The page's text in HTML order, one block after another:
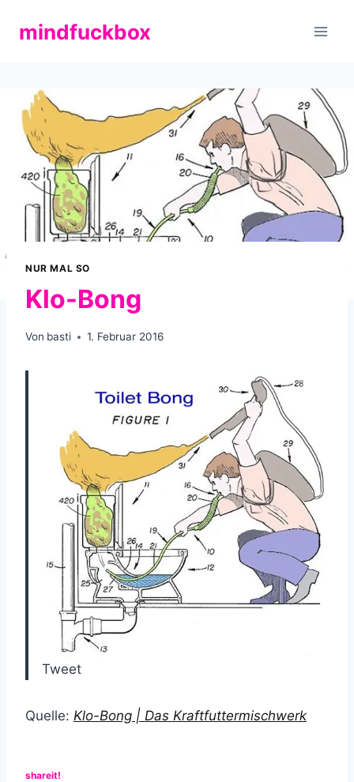
Inhaltmindfuckbox
NUR MAL SO
Klo-Bong
Von basti 1. Februar 2016
Tweet
Quelle: Klo-Bong | Das Kraftfuttermischwerk
shareit!